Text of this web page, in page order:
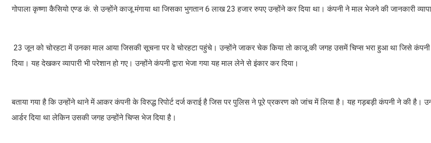
गोपाला कृष्णा कैसियो एण्ड कं. से उन्होंने काजू मंगाया था जिसका भुगतान 6 लाख 23 हजार रुपए उन्होंने कर दिया था। कंपनी ने माल भेजने की जानकारी
23 जून को चोरहटा में उनका माल आया जिसकी सूचना पर वे चोरहटा पहुंचे। उन्होंने जाकर चेक किया तो काजू की जगह उसमें चिप्स भरा हुआ था जिसे
दिया। यह देखकर व्यापारी भी परेशान हो गए। उन्होंने कंपनी द्वारा भेजा गया यह माल लेने से इंकार कर दिया।
बताया गया है कि उन्होंने थाने में आकर कंपनी के विरुद्ध रिपोर्ट दर्ज कराई है जिस पर पुलिस ने पूरे प्रकरण को जांच में लिया है। यह गड़बड़ी कंपनी ने की है।
आर्डर दिया था लेकिन उसकी जगह उन्होंने चिप्स भेज दिया है।